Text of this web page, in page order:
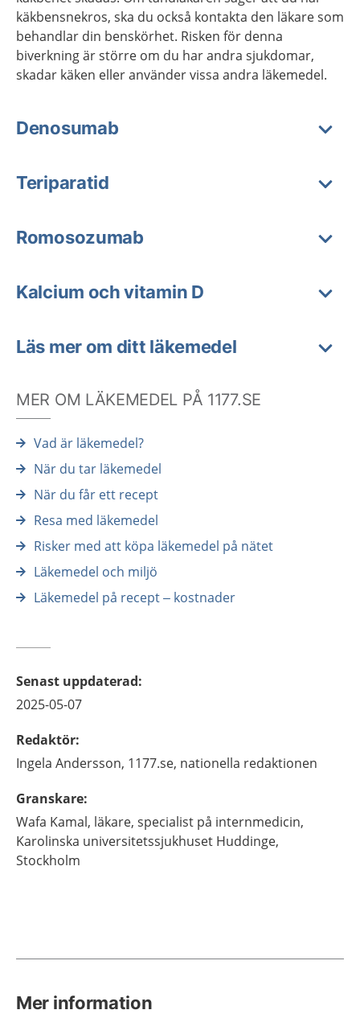
käkbensnekros, ska du också kontakta den läkare som
behandlar din benskörhet. Risken för denna
biverkning är större om du har andra sjukdomar,
skadar käken eller använder vissa andra läkemedel.
Denosumab
Teriparatid
Romosozumab
Kalcium och vitamin D
Läs mer om ditt läkemedel
MER OM LÄKEMEDEL PÅ 1177.SE
Vad är läkemedel?
När du tar läkemedel
När du får ett recept
Resa med läkemedel
Risker med att köpa läkemedel på nätet
Läkemedel och miljö
Läkemedel på recept – kostnader
Senast uppdaterad:
2025-05-07
Redaktör:
Ingela Andersson, 1177.se, nationella redaktionen
Granskare:
Wafa Kamal, läkare, specialist på internmedicin,
Karolinska universitetssjukhuset Huddinge,
Stockholm
Mer information